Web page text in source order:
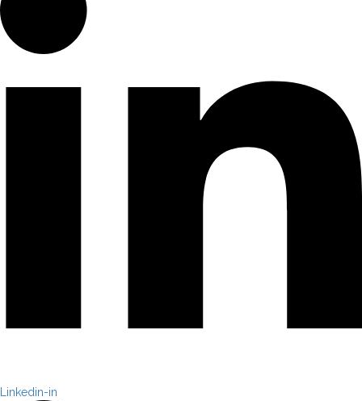
Linkedin-in